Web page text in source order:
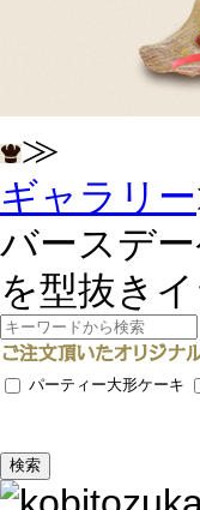
≫
ギャラリー
バースデ
を型抜き
パーティー大形ケーキ